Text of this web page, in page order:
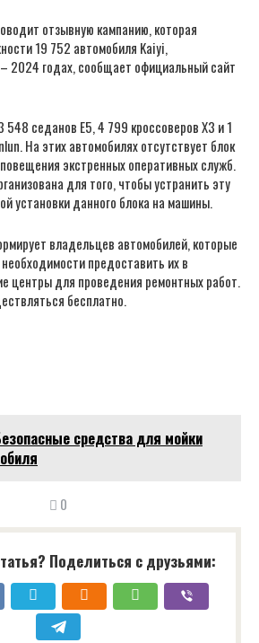
отзывную кампанию, которая
19 752 автомобиля Kaiyi,
2024 годах, сообщает официальный сайт
седанов E5, 4 799 кроссоверов X3 и 1
На этих автомобилях отсутствует блок
экстренных оперативных служб.
для того, чтобы устранить эту
установки данного блока на машины.
владельцев автомобилей, которые
предоставить их в
центры для проведения ремонтных работ.
бесплатно.
средства для мойки
0
Поделиться с друзьями: